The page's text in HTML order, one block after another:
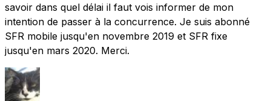
savoir dans quel délai il faut vois informer de mon
intention de passer à la concurrence. Je suis abonné
SFR mobile jusqu'en novembre 2019 et SFR fixe
jusqu'en mars 2020. Merci.